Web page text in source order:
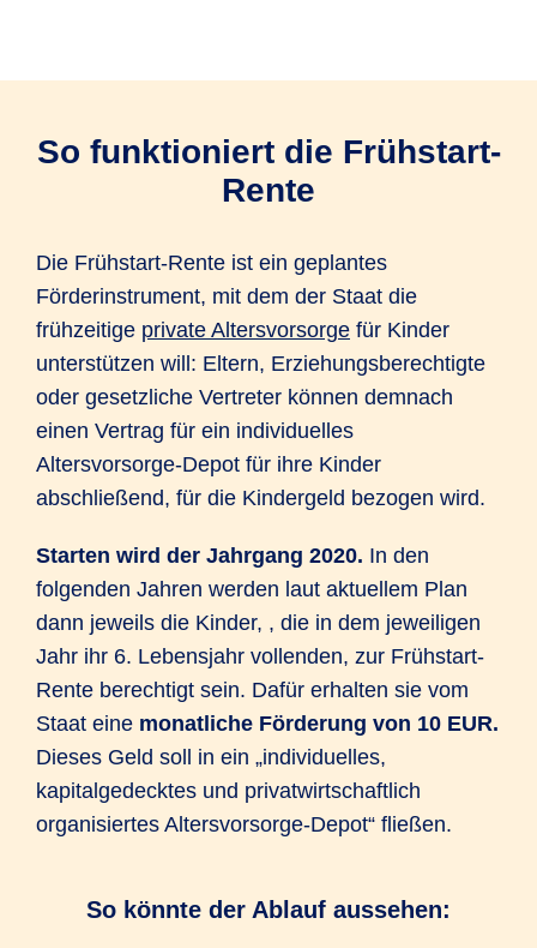
So funktioniert die Frühstart-
Rente
Die Frühstart-Rente ist ein geplantes
Förderinstrument, mit dem der Staat die
frühzeitige private Altersvorsorge für Kinder
unterstützen will: Eltern, Erziehungsberechtigte
oder gesetzliche Vertreter können demnach
einen Vertrag für ein individuelles
Altersvorsorge-Depot für ihre Kinder
abschließend, für die Kindergeld bezogen wird.
Starten wird der Jahrgang 2020. In den
folgenden Jahren werden laut aktuellem Plan
dann jeweils die Kinder, , die in dem jeweiligen
Jahr ihr 6. Lebensjahr vollenden, zur Frühstart-
Rente berechtigt sein. Dafür erhalten sie vom
Staat eine monatliche Förderung von 10 EUR.
Dieses Geld soll in ein „individuelles,
kapitalgedecktes und privatwirtschaftlich
organisiertes Altersvorsorge-Depot“ fließen.
So könnte der Ablauf aussehen: